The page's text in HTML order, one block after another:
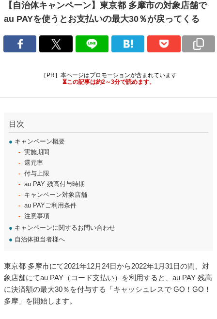
【自治体キャンペーン】東京都 多摩市の対象店舗で
au PAYを使うとお支払いの最大30％が戻ってくる
［PR］本ページはプロモーションが含まれています
⏳この記事は約2～3分で読めます。
目次
● キャンペーン概要
実施期間
還元率
付与上限
au PAY 残高付与時期
キャンペーン対象店舗
au PAYご利用条件
注意事項
● キャンペーンに関するお問い合わせ
● 自治体担当者様へ
東京都 多摩市にて2021年12月24日から2022年1月31日の間、対
象店舗にてau PAY（コード支払い）を利用すると、au PAY 残高
に決済額の最大30％を付与する「キャッシュレスで GO！GO！
多摩」を開始します。